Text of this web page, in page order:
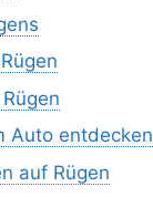
Auto entdecken
auf Rügen